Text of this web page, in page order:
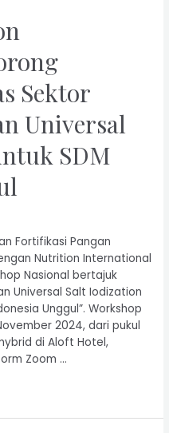
Sektor
Universal
SDM
Fortifikasi Pangan
Nutrition International
Nasional bertajuk
Universal Salt Iodization
Unggul”. Workshop
2024, dari pukul
di Aloft Hotel,
Zoom …